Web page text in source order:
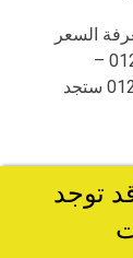
السعر
يرجى التواصل مع المبيعات موبايل 01211116954 –
01211116955 – 01211116956–01211116958 ستجد
40 % ... قد توجد